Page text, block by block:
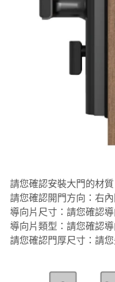
請您確認安裝大門的材
請您確認開門方向：右
導向片尺寸：請您確認
導向片類型：請您確認
請您確認門厚尺寸：請